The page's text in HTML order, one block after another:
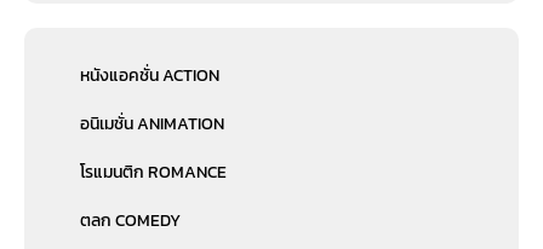
หนังแอคชั่น ACTION
อนิเมชั่น ANIMATION
โรแมนติก ROMANCE
ตลก COMEDY